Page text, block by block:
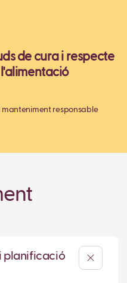
de cura i respecte
manteniment responsable
planificació